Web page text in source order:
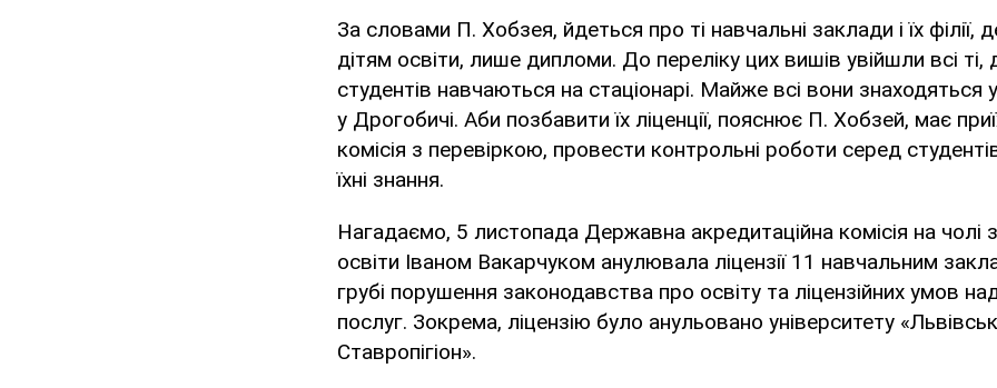
За словами П. Хобзея, йдеться про ті навчальні заклади і їх філії,
дітям освіти, лише дипломи. До переліку цих вишів увійшли всі
студентів навчаються на стаціонарі. Майже всі вони знаходяться
у Дрогобичі. Аби позбавити їх ліценції, пояснює П. Хобзей, має
комісія з перевіркою, провести контрольні роботи серед
їхні знання.
Нагадаємо, 5 листопада Державна акредитаційна комісія на чолі
освіти Іваном Вакарчуком анулювала ліцензії 11 навчальним
грубі порушення законодавства про освіту та ліцензійних умов
послуг. Зокрема, ліцензію було анульовано університету
Ставропігіон».